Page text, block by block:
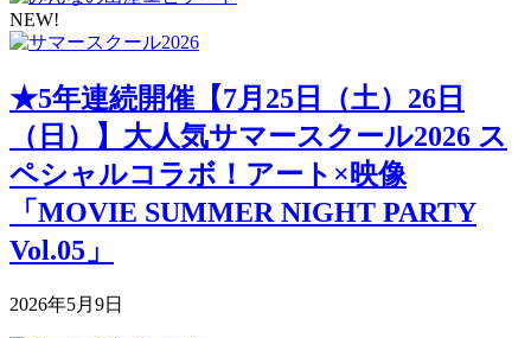
NEW!
★5年連続開催【7月25日（土）26日
（日）】大人気サマースクール2026 ス
ペシャルコラボ！アート×映像
「MOVIE SUMMER NIGHT PARTY
Vol.05」
2026年5月9日